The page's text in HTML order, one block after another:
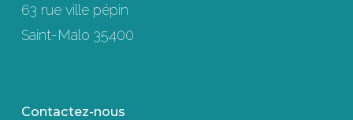
63 rue ville pépin
Saint-Malo 35400
Contactez-nous